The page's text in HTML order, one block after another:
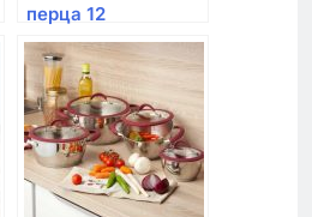
перца 12
Paris uselect